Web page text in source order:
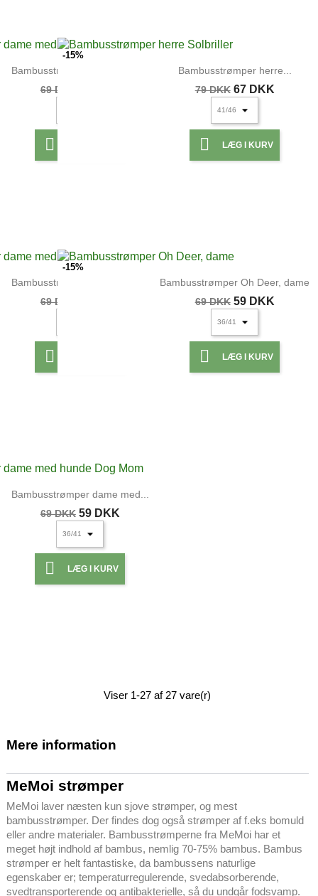
Bambusstrømper dame med...
69 DKK

Bambusstrømper herre...
79 DKK 67 DKK
 LÆG I KURV
-15%
Bambusstrømper dame med...
69 DKK

Bambusstrømper Oh Deer, dame
69 DKK 59 DKK
 LÆG I KURV
-15%
Bambusstrømper dame med...
69 DKK 59 DKK
 LÆG I KURV
Viser 1-27 af 27 vare(r)
Mere information
MeMoi strømper
MeMoi laver næsten kun sjove strømper, og mest
bambusstrømper. Der findes dog også strømper af f.eks bomuld
eller andre materialer. Bambusstrømperne fra MeMoi har et
meget højt indhold af bambus, nemlig 70-75% bambus. Bambus
strømper er helt fantastiske, da bambussens naturlige
egenskaber er; temperaturregulerende, svedabsorberende,
svedtransporterende og antibakterielle, så du undgår fodsvamp.